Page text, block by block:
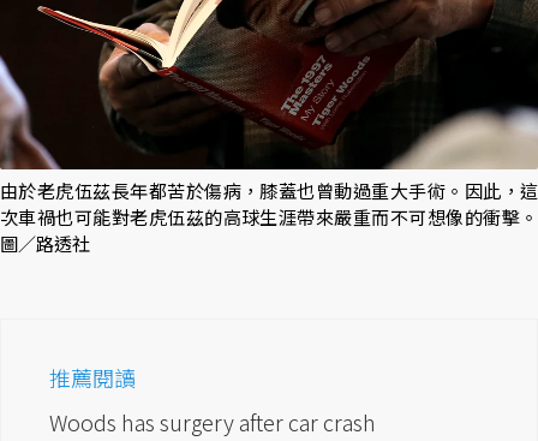
由於老虎伍茲長年都苦於傷病，膝蓋也曾動過重大手術。因此，這
次車禍也可能對老虎伍茲的高球生涯帶來嚴重而不可想像的衝擊。
圖／路透社
推薦閱讀
Woods has surgery after car crash